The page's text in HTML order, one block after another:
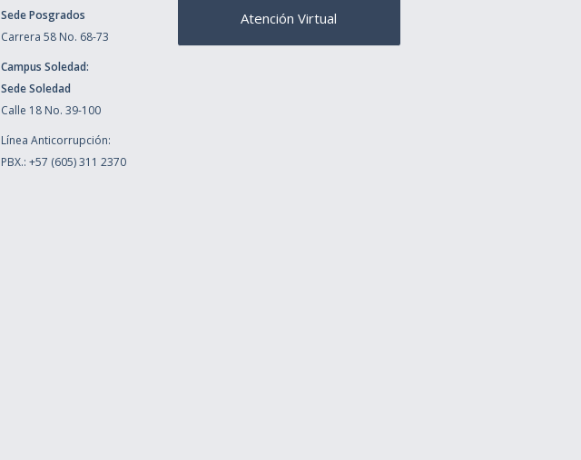
Sede Posgrados
Carrera 58 No. 68-73
Campus Soledad:
Sede Soledad
Calle 18 No. 39-100
Línea Anticorrupción:
PBX.: +57 (605) 311 2370
Atención Virtual